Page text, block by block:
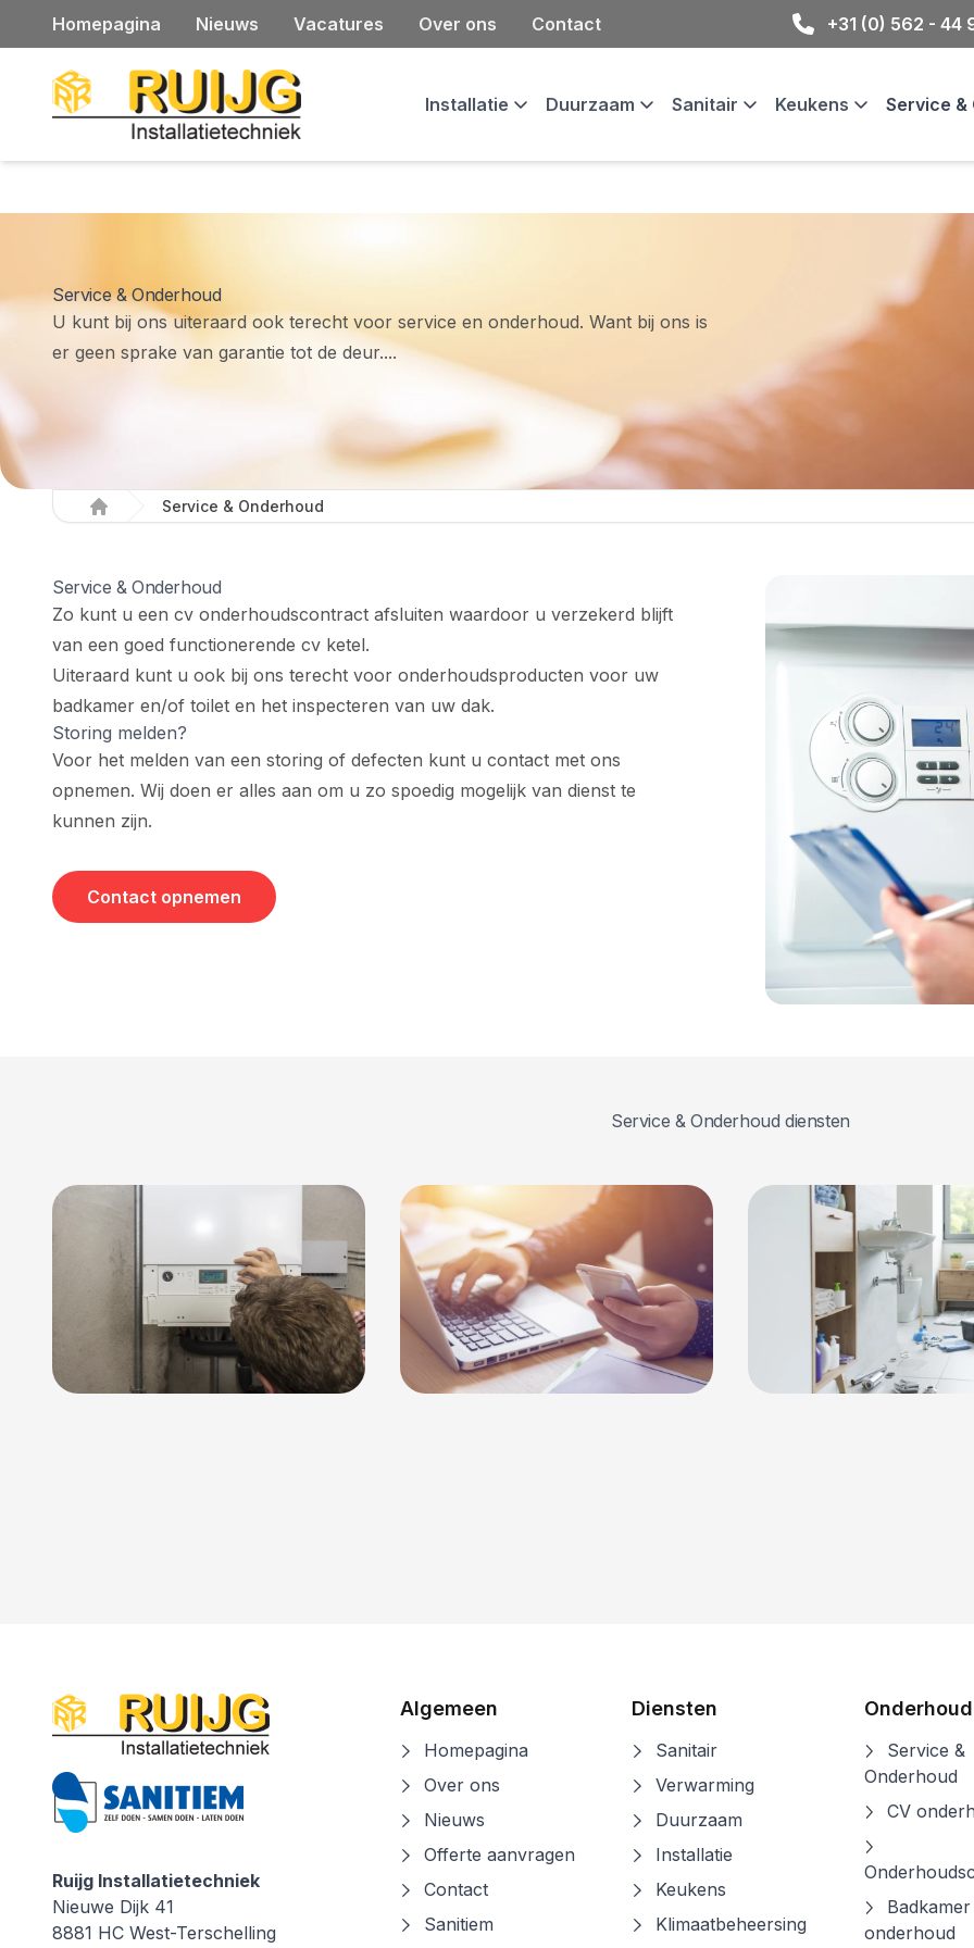
Homepagina Nieuws Vacatures Over ons Contact +31 (0) 562 - 44
Installatie Duurzaam Sanitair Keukens Service
Service & Onderhoud
U kunt bij ons uiteraard ook terecht voor service en onderhoud. Want bij ons is
er geen sprake van garantie tot de deur....
Home
Service & Onderhoud
Service & Onderhoud
Zo kunt u een cv onderhoudscontract afsluiten waardoor u verzekerd blijft
van een goed functionerende cv ketel.
Uiteraard kunt u ook bij ons terecht voor onderhoudsproducten voor uw
badkamer en/of toilet en het inspecteren van uw dak.
Storing melden?
Voor het melden van een storing of defecten kunt u contact met ons
opnemen. Wij doen er alles aan om u zo spoedig mogelijk van dienst te
kunnen zijn.
Contact opnemen
Service & Onderhoud diensten
Ruijg Installatietechniek
Ruijg Installatietechniek
Nieuwe Dijk 41
8881 HC West-Terschelling
Algemeen
Homepagina
Over ons
Nieuws
Offerte aanvragen
Contact
Sanitiem
Diensten
Sanitair
Verwarming
Duurzaam
Installatie
Keukens
Klimaatbeheersing
Onderhoud
Service &
Onderhoud
CV
Badkamer
onderhoud